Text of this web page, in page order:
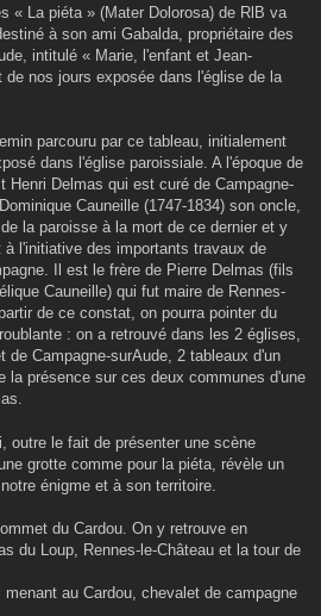
« La piéta » (Mater Dolorosa) de RlB va
à son ami Gabalda, propriétaire des
intitulé « Marie, l'enfant et Jean-
nos jours exposée dans l'église de la
parcouru par ce tableau, initialement
dans l'église paroissiale. A l'époque de
Henri Delmas qui est curé de Campagne-
Cauneille (1747-1834) son oncle,
la paroisse à la mort de ce dernier et y
l'initiative des importants travaux de
Il est le frère de Pierre Delmas (fils
Cauneille) qui fut maire de Rennes-
de ce constat, on pourra pointer du
: on a retrouvé dans les 2 églises,
de Campagne-surAude, 2 tableaux d'un
la présence sur ces deux communes d'une
outre le fait de présenter une scène
grotte comme pour la piéta, révèle un
énigme et à son territoire.
du Cardou. On y retrouve en
du Loup, Rennes-le-Château et la tour de
au Cardou, chevalet de campagne